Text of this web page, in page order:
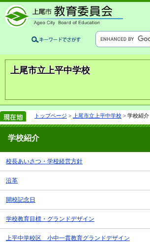
上尾市立上平中学校
トップページ > 上尾市立上平中学校 > 学校紹介
学校紹介
校長あいさつ・学校経営方針
沿革
開校記念日
学校教育目標・グランドデザイン
上平中学校区 小中一貫教育グランドデザイン